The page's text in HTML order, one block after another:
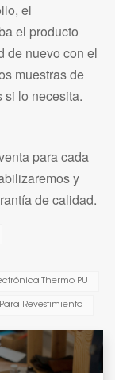
el
el producto
de nuevo con el
muestras de
si lo necesita.
para cada
y
de calidad.
Thermo PU
Revestimiento